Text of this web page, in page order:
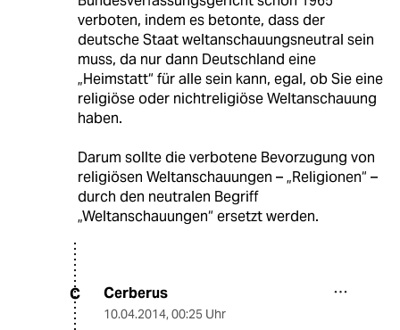
verboten, indem es betonte, dass der
deutsche Staat weltanschauungsneutral sein
muss, da nur dann Deutschland eine
„Heimstatt“ für alle sein kann, egal, ob Sie eine
religiöse oder nichtreligiöse Weltanschauung
haben.
Darum sollte die verbotene Bevorzugung von
religiösen Weltanschauungen – „Religionen“ –
durch den neutralen Begriff
„Weltanschauungen“ ersetzt werden.
C Cerberus
10.04.2014, 00:25 Uhr